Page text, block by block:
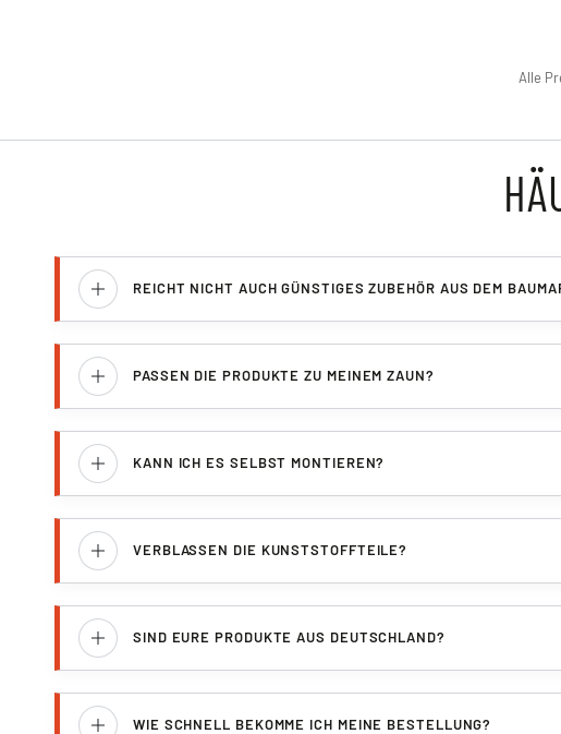
Alle
REICHT NICHT AUCH GÜNSTIGES ZUBEHÖR AUS DEM
PASSEN DIE PRODUKTE ZU MEINEM ZAUN?
KANN ICH ES SELBST MONTIEREN?
VERBLASSEN DIE KUNSTSTOFFTEILE?
SIND EURE PRODUKTE AUS DEUTSCHLAND?
WIE SCHNELL BEKOMME ICH MEINE BESTELLUNG?